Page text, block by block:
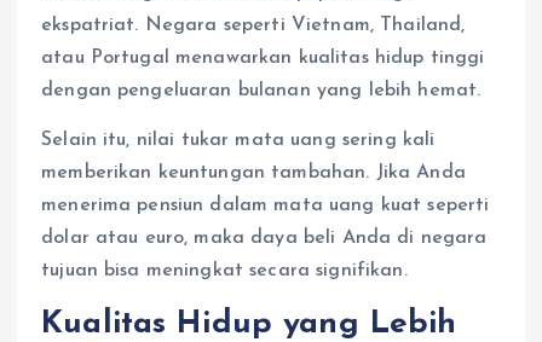
ekspatriat. Negara seperti Vietnam, Thailand,
atau Portugal menawarkan kualitas hidup tinggi
dengan pengeluaran bulanan yang lebih hemat.
Selain itu, nilai tukar mata uang sering kali
memberikan keuntungan tambahan. Jika Anda
menerima pensiun dalam mata uang kuat seperti
dolar atau euro, maka daya beli Anda di negara
tujuan bisa meningkat secara signifikan.
Kualitas Hidup yang Lebih